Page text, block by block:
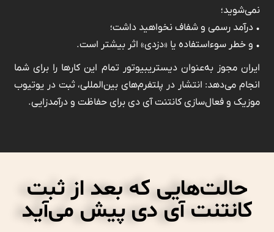
نمی‌شوید؛
• درآمد رسمی و شفاف نخواهید داشت؛
• و خطر سوءاستفاده یا «دزدی» اثر بیشتر است.
ایران مجوز به‌عنوان دیستریبیوتور تمام این کارها را برای شما
انجام می‌دهد: انتشار در پلتفرم‌های بین‌المللی، ثبت در یوتیوب
موزیک و فعال‌سازی کانتنت آی دی برای حفاظت و درآمدزایی.
حالت‌هایی که بعد از ثبت
کانتنت آی دی پیش می‌آید